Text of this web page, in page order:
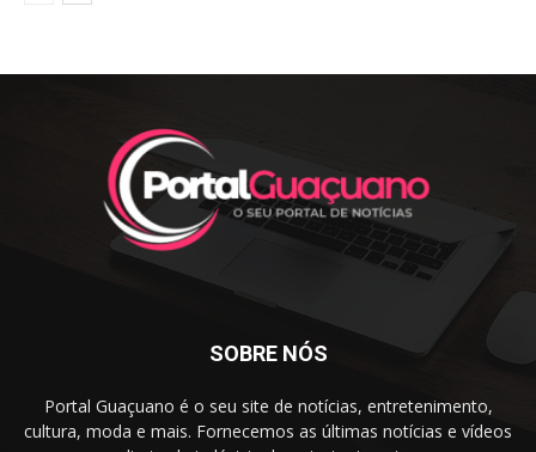
SOBRE NÓS
Portal Guaçuano é o seu site de notícias, entretenimento,
cultura, moda e mais. Fornecemos as últimas notícias e vídeos